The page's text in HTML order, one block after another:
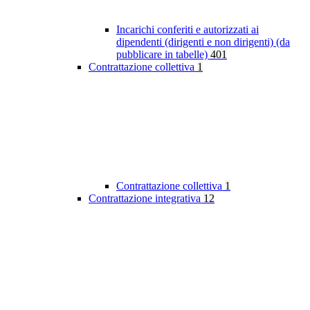
Incarichi conferiti e autorizzati ai
dipendenti (dirigenti e non dirigenti) (da
pubblicare in tabelle) 401
Contrattazione collettiva 1
Contrattazione collettiva 1
Contrattazione integrativa 12